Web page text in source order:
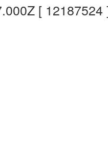
[ 12187524